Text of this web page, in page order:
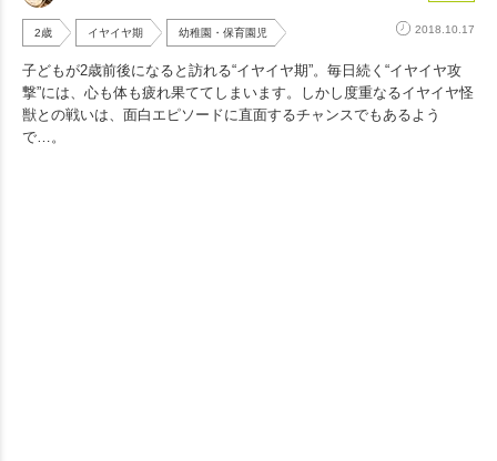
2歳 イヤイヤ期 幼稚園・保育園児 2018.10.17
子どもが2歳前後になると訪れる“イヤイヤ期”。毎日続く“イヤイヤ攻
撃”には、心も体も疲れ果ててしまいます。しかし度重なるイヤイヤ怪
獣との戦いは、面白エピソードに直面するチャンスでもあるよう
で…。